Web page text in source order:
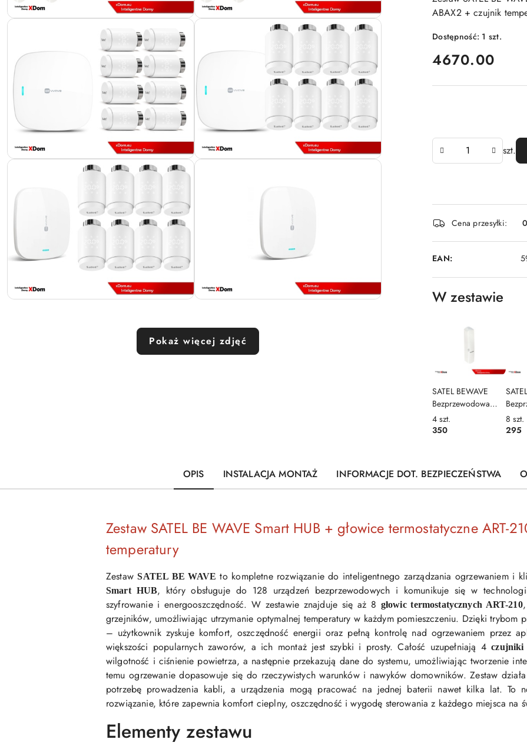
Pokaż więcej zdjęć
ABAX2 + czujnik
Dostępność: 1 szt.
cena:
4670.00
szt.
Dostępność
i
dostawa
Cena przesyłki: 0
EAN:
W zestawie
SATEL BEWAVE
Bezprzewodowa
czujka temperatury,
ciśnienia i
4 szt.
350
głowica
8 szt.
295
OPIS INSTALACJA MONTAŻ INFORMACJE DOT. BEZPIECZEŃSTWA
Zestaw SATEL BE WAVE Smart HUB + głowice termostatyczne ART-
temperatury
ZestawSATEL BE WAVE to kompletne rozwiązanie do inteligentnego zarządzania ogrzewaniem i
Smart HUB, który obsługuje do 128 urządzeń bezprzewodowych i komunikuje się w
szyfrowanie i energooszczędność. W zestawie znajduje się aż 8 głowic termostatycznych ART-210
grzejników, umożliwiając utrzymanie optymalnej temperatury w każdym pomieszczeniu. Dzięki trybom
– użytkownik zyskuje komfort, oszczędność energii oraz pełną kontrolę nad ogrzewaniem przez
większości popularnych zaworów, a ich montaż jest szybki i prosty. Całość uzupełniają 4czujniki
wilgotność i ciśnienie powietrza, a następnie przekazują dane do systemu, umożliwiając tworzenie
temu ogrzewanie dopasowuje się do rzeczywistych warunków i nawyków domowników. Zestaw
potrzebę prowadzenia kabli, a urządzenia mogą pracować na jednej baterii nawet kilka lat. To
rozwiązanie, które zapewnia komfort cieplny, oszczędność i wygodę sterowania z każdego miejsca na
Elementy zestawu